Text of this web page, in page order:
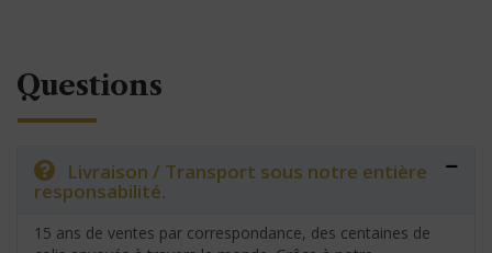
Questions
Livraison / Transport sous notre entière
responsabilité.
15 ans de ventes par correspondance, des centaines de